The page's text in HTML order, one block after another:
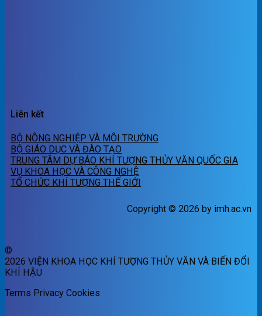
Liên kết
BỘ NÔNG NGHIỆP VÀ MÔI TRƯỜNG
BỘ GIÁO DỤC VÀ ĐÀO TẠO
TRUNG TÂM DỰ BÁO KHÍ TƯỢNG THỦY VĂN QUỐC GIA
VỤ KHOA HỌC VÀ CÔNG NGHỆ
TỔ CHỨC KHÍ TƯỢNG THẾ GIỚI
Copyright © 2026 by imh.ac.vn
©
2026 VIỆN KHOA HỌC KHÍ TƯỢNG THỦY VĂN VÀ BIẾN ĐỔI
KHÍ HẬU
Terms Privacy Cookies